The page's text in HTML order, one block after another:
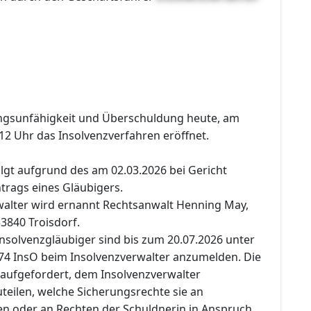
und Überschuldung heute, am
Uhr das Insolvenzverfahren eröffnet.
aufgrund des am 02.03.2026 bei Gericht
eines Gläubigers.
wird ernannt Rechtsanwalt Henning May,
Troisdorf.
sind bis zum 20.07.2026 unter
InsO beim Insolvenzverwalter anzumelden. Die
dem Insolvenzverwalter
welche Sicherungsrechte sie an